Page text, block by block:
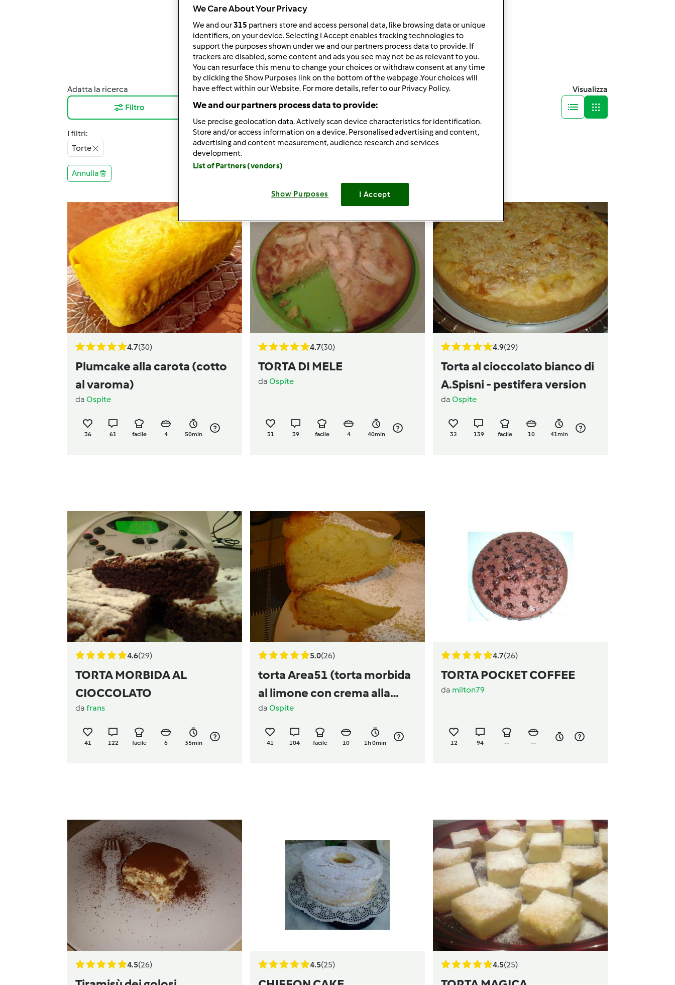
2.144Risultati
Adatta la ricerca
Filtro
Risultati per pagina:
12
Ordina per:
Predefinito
Visualizza
I filtri:
Torte
Annulla
4.7(30)
Plumcake alla carota (cotto
al varoma)
da Ospite
36 61 facile 4 50min
4.7(30)
TORTA DI MELE
da Ospite
31 39 facile 4 40min
4.9(29)
Torta al cioccolato bianco di
A.Spisni - pestifera version
da Ospite
32 139 facile 10 41min
4.6(29)
TORTA MORBIDA AL
CIOCCOLATO
da frans
41 122 facile 6 35min
5.0(26)
torta Area51 (torta morbida
al limone con crema alla
vaniglia)
da Ospite
41 104 facile 10 1h 0min
4.7(26)
TORTA POCKET COFFEE
da milton79
12 94 -- --
4.5(26) 4.5(25) 4.5(25)
We Care About Your Privacy
We and our315 partners store and access personal data, like browsing data or unique
identifiers, on your device. Selecting I Accept enables tracking technologies to
support the purposes shown under we and our partners process data to provide. If
trackers are disabled, some content and ads you see may not be as relevant to you.
You can resurface this menu to change your choices or withdraw consent at any time
by clicking the Show Purposes link on the bottom of the webpage .Your choices will
have effect within our Website. For more details, refer to our Privacy Policy.
We and our partners process data to provide:
Use precise geolocation data. Actively scan device characteristics for identification.
Store and/or access information on a device. Personalised advertising and content,
advertising and content measurement, audience research and services
development.
List of Partners (vendors)
Show Purposes I Accept